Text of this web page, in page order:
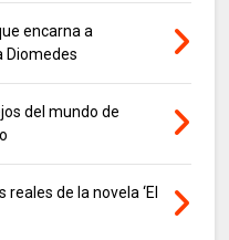
encarna a
Diomedes
del mundo de
de la novela ‘El